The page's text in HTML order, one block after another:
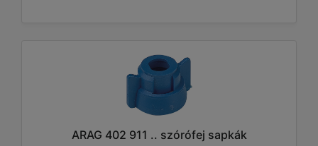
ARAG 402 911 .. szórófej sapkák